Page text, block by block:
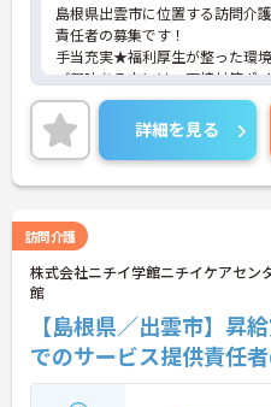
島根県出雲市に位置する訪問介
責任者の募集です！
手当充実★福利厚生が整った環
ご興味ある方には、面接対策ポ
詳細をお話しいたしますのでお
い。
詳細を見る
訪問介護
株式会社ニチイ学館ニチイケアセン
館
【島根県／出雲市】昇
でのサービス提供責任